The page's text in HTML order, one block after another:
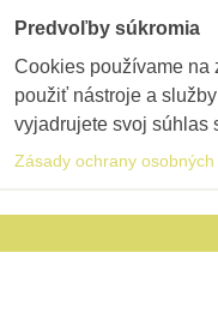
Predvoľby súkromia
Cookies používame na
použiť nástroje a
vyjadrujete svoj súhlas
Zásady ochrany